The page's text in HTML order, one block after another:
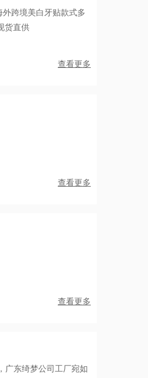
跨境美白牙贴款式多
货直供
查看更多
查看更多
查看更多
广东绮梦公司工厂宛如